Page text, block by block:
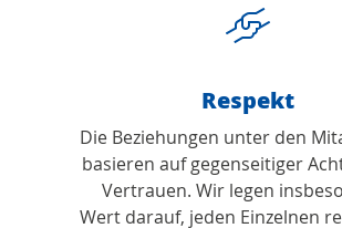
Respekt
Die Beziehungen unter den
basieren auf gegenseitiger
Vertrauen. Wir legen
Wert darauf, jeden Einzelnen